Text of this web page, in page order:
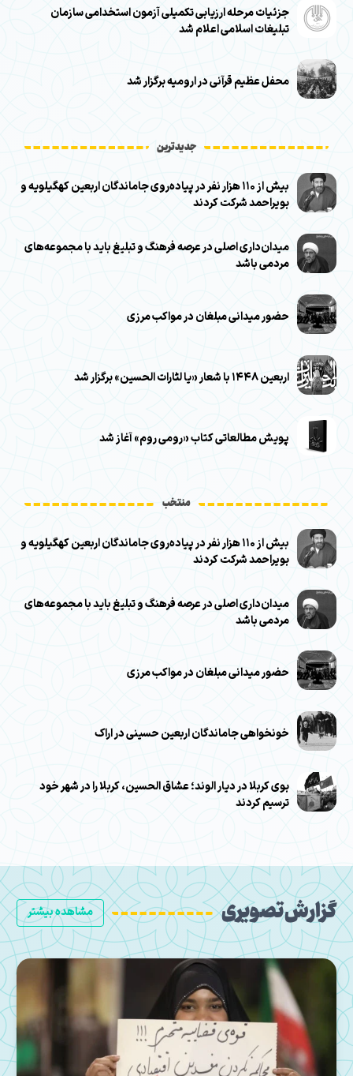
جزئیات مرحله ارزیابی تکمیلی آزمون استخدامی سازمان
تبلیغات اسلامی اعلام شد
محفل عظیم قرآنی در ارومیه برگزار شد
جدیدترین
بیش از ۱۱۰ هزار نفر در پیاده‌روی جاماندگان اربعین کهگیلویه و
بویراحمد شرکت کردند
میدان‌داری اصلی در عرصه فرهنگ و تبلیغ باید با مجموعه‌های
مردمی باشد
حضور میدانی مبلغان در مواکب مرزی
اربعین ۱۴۴۸ با شعار «یا لثارات الحسین» برگزار شد
پویش مطالعاتی کتاب «رومی روم» آغاز شد
منتخب
بیش از ۱۱۰ هزار نفر در پیاده‌روی جاماندگان اربعین کهگیلویه و
بویراحمد شرکت کردند
میدان‌داری اصلی در عرصه فرهنگ و تبلیغ باید با مجموعه‌های
مردمی باشد
حضور میدانی مبلغان در مواکب مرزی
خونخواهی جاماندگان اربعین حسینی در اراک
بوی کربلا در دیار الوند؛ عشاق الحسین، کربلا را در شهر خود
ترسیم کردند
مشاهده بیشتر گزارش تصویری